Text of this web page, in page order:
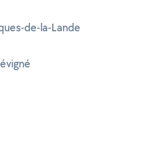
de-la-Lande